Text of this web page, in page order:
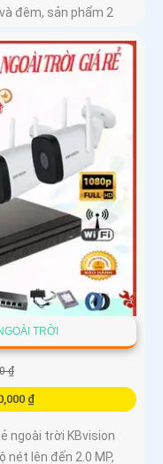
đêm, sản phẩm 2
TRỜI
₫
₫
ngoài trời KBvision
nét lên đến 2.0 MP,